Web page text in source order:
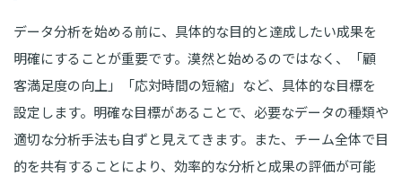
データ分析を始める前に、具体的な目的と達成したい成果を
明確にすることが重要です。漠然と始めるのではなく、「顧
客満足度の向上」「応対時間の短縮」など、具体的な目標を
設定します。明確な目標があることで、必要なデータの種類や
適切な分析手法も自ずと見えてきます。また、チーム全体で目
的を共有することにより、効率的な分析と成果の評価が可能